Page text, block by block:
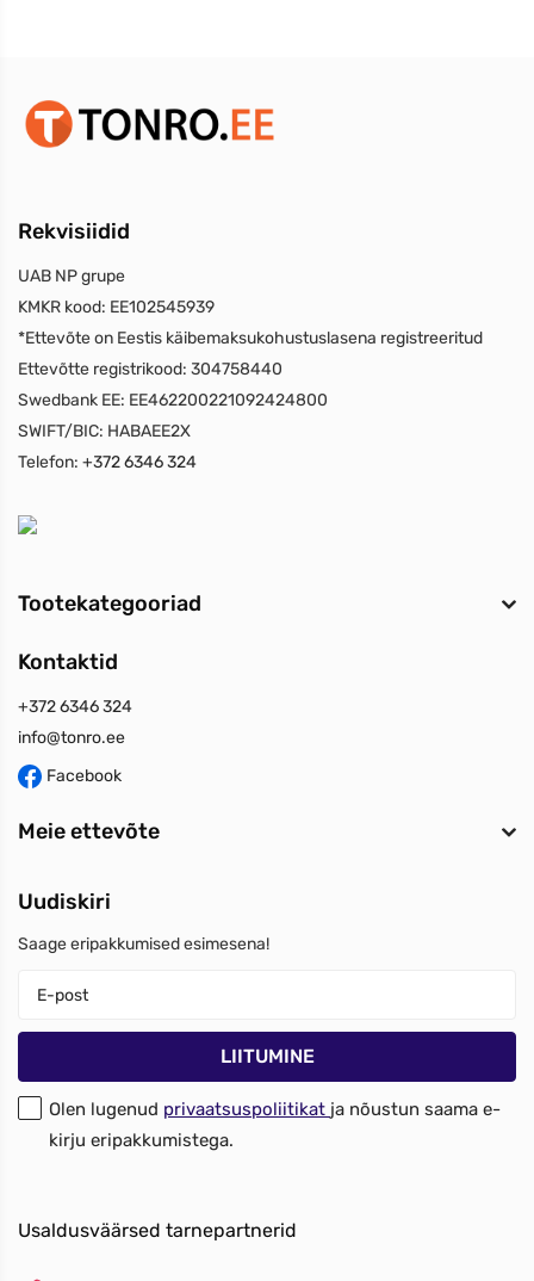
Rekvisiidid
UAB NP grupe
KMKR kood: EE102545939
*Ettevõte on Eestis käibemaksukohustuslasena registreeritud
Ettevõtte registrikood: 304758440
Swedbank EE: EE462200221092424800
SWIFT/BIC: HABAEE2X
Telefon: +372 6346 324
Tootekategooriad
Kontaktid
+372 6346 324
info@tonro.ee
Facebook
Meie ettevõte
Uudiskiri
Saage eripakkumised esimesena!
Olen lugenud privaatsuspoliitikat ja nõustun saama e-
kirju eripakkumistega.
Usaldusväärsed tarnepartnerid